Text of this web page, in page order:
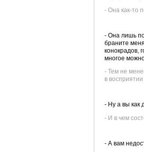
- Она как-то
- Она лишь
браните
конокрадов,
многое можно
- Тем не
в восприятии
- Ну а вы как
- И в чем
- А вам